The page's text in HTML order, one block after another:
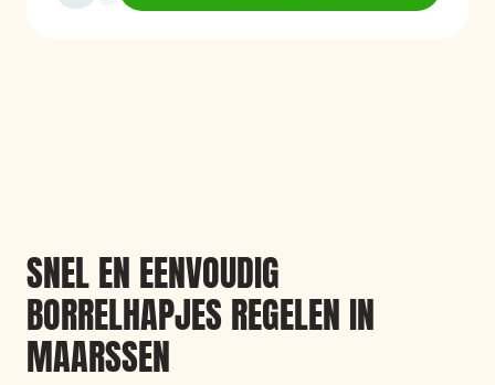
SNEL EN EENVOUDIG
BORRELHAPJES REGELEN IN
MAARSSEN